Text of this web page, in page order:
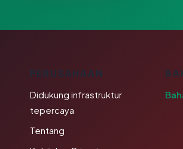
PERUSAHAAN
Didukung infrastruktur
tepercaya
Tentang